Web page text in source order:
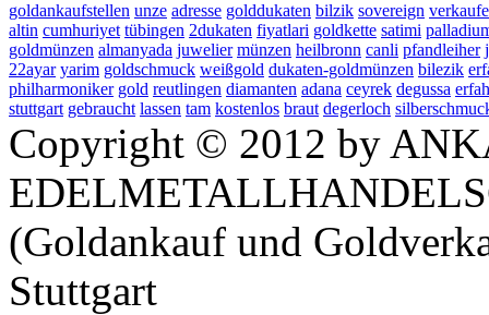
goldankaufstellen unze adresse golddukaten bilzik sovereign
altin cumhuriyet tübingen 2dukaten fiyatlari goldkette satimi
goldmünzen almanyada juwelier münzen heilbronn canli pfandleiher
22ayar yarim goldschmuck weißgold dukaten-goldmünzen bilezik
philharmoniker gold reutlingen diamanten adana ceyrek degussa
stuttgart gebraucht lassen tam kostenlos braut degerloch
Copyright © 2012 by
(Goldankauf und
Stuttgart